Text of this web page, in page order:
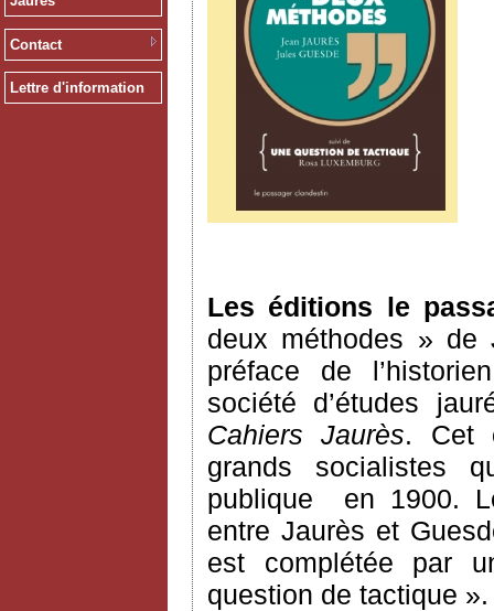
Contact
Lettre d'information
Les éditions le
deux méthodes » de
préface de
société d’études
Cahiers Jaurès. Cet
grands socialistes
publique
en 1900.
entre Jaurès et
est complétée par
question de tactique ».